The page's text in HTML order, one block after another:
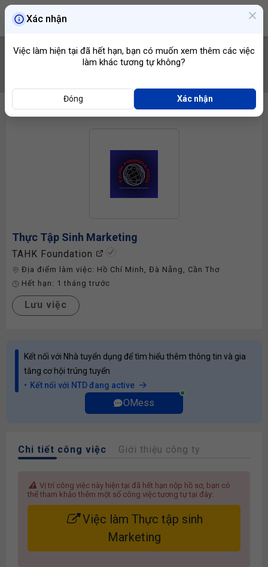
Thực Tập Sinh Marketing
TAHK Foundation
Địa điểm làm việc: Hồ Chí Minh , Đà Nẵng , Cần Thơ
Hết hạn: 1 tháng trước
Lưu việc
Kết nối với Nhà tuyển dụng để tìm hiểu thêm thông tin và gia
tăng cơ hội trúng tuyển
Kết nối với NTD đang active
OMess
Chi tiết công việc Giới thiệu công ty
Vị trí công việc này hiện tại đã hết hạn nộp hồ sơ, bạn có
thể tham khảo thêm một số công việc tương tự tại đây:
Việc làm Thực tập sinh
Marketing
Xác nhận
Việc làm hiện tại đã hết hạn, bạn có muốn xem thêm các việc
làm khác tương tự không?
Đóng Xác nhận